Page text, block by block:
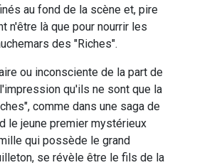
au fond de la scène et, pire
n'être là que pour nourrir les
des "Riches".
ou inconsciente de la part de
qu'ils ne sont que la
comme dans une saga de
le jeune premier mystérieux
qui possède le grand
se révèle être le fils de la